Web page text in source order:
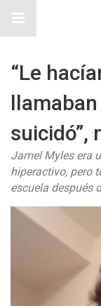
“Le
suicidó”,
Jamel Myles era
hiperactivo, pero
escuela después